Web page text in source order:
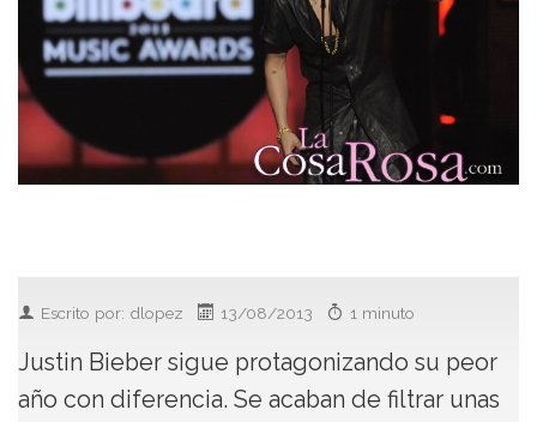
Escrito por: dlopez 13/08/2013 1 minuto
Justin Bieber sigue protagonizando su peor
año con diferencia. Se acaban de filtrar unas